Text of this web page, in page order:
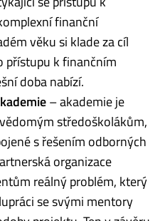
finanční
věku si klade za cíl
přístupu k finančním
doba nabízí.
– akademie je
středoškolákům,
s řešením odborných
organizace
reálný problém, který
se svými mentory